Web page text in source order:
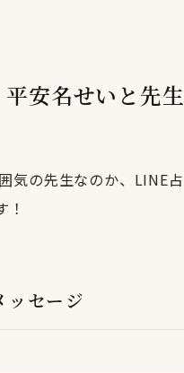
安名せいと先
気の先生なのか、LINE
ッセージ